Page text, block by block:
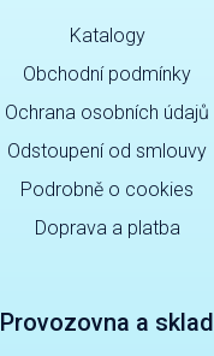
Katalogy
Obchodní podmínky
Ochrana osobních údajů
Odstoupení od smlouvy
Podrobně o cookies
Doprava a platba
Provozovna a sklad